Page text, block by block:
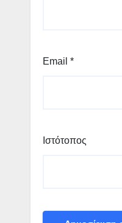
Email *
Ιστότοπος